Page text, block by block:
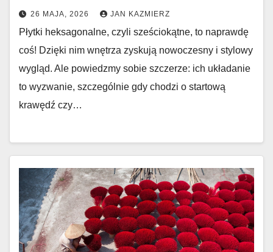
26 MAJA, 2026 JAN KAZMIERZ
Płytki heksagonalne, czyli sześciokątne, to naprawdę
coś! Dzięki nim wnętrza zyskują nowoczesny i stylowy
wygląd. Ale powiedzmy sobie szczerze: ich układanie
to wyzwanie, szczególnie gdy chodzi o startową
krawędź czy…